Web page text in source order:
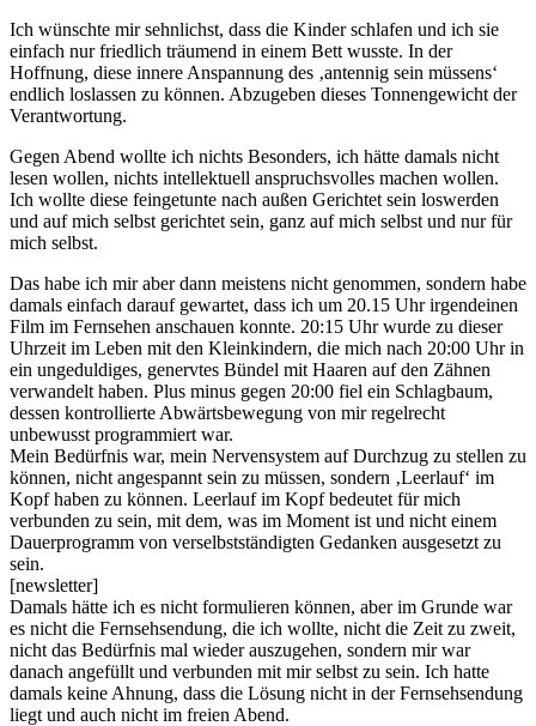
Ich wünschte mir sehnlichst, dass die Kinder schlafen und ich sie
einfach nur friedlich träumend in einem Bett wusste. In der
Hoffnung, diese innere Anspannung des ‚antennig sein müssens‘
endlich loslassen zu können. Abzugeben dieses Tonnengewicht der
Verantwortung.
Gegen Abend wollte ich nichts Besonders, ich hätte damals nicht
lesen wollen, nichts intellektuell anspruchsvolles machen wollen.
Ich wollte diese feingetunte nach außen Gerichtet sein loswerden
und auf mich selbst gerichtet sein, ganz auf mich selbst und nur für
mich selbst.
Das habe ich mir aber dann meistens nicht genommen, sondern habe
damals einfach darauf gewartet, dass ich um 20.15 Uhr irgendeinen
Film im Fernsehen anschauen konnte. 20:15 Uhr wurde zu dieser
Uhrzeit im Leben mit den Kleinkindern, die mich nach 20:00 Uhr in
ein ungeduldiges, genervtes Bündel mit Haaren auf den Zähnen
verwandelt haben. Plus minus gegen 20:00 fiel ein Schlagbaum,
dessen kontrollierte Abwärtsbewegung von mir regelrecht
unbewusst programmiert war.
Mein Bedürfnis war, mein Nervensystem auf Durchzug zu stellen zu
können, nicht angespannt sein zu müssen, sondern ‚Leerlauf‘ im
Kopf haben zu können. Leerlauf im Kopf bedeutet für mich
verbunden zu sein, mit dem, was im Moment ist und nicht einem
Dauerprogramm von verselbstständigten Gedanken ausgesetzt zu
sein.
[newsletter]
Damals hätte ich es nicht formulieren können, aber im Grunde war
es nicht die Fernsehsendung, die ich wollte, nicht die Zeit zu zweit,
nicht das Bedürfnis mal wieder auszugehen, sondern mir war
danach angefüllt und verbunden mit mir selbst zu sein. Ich hatte
damals keine Ahnung, dass die Lösung nicht in der Fernsehsendung
liegt und auch nicht im freien Abend.